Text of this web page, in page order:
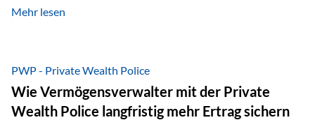
beeindruckendes Panorama, sondern auch etwas, das im
verschneiter Landschaft, bei feinem Essen, guter Musik und
einer entspannten…
Mehr lesen
PWP - Private Wealth Police
Wie Vermögensverwalter mit der Private
Wealth Police langfristig mehr Ertrag sichern